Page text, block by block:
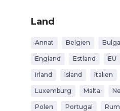
Land
Annat Belgien
England Estland EU
Irland Island Italien
Luxemburg Malta
Polen Portugal